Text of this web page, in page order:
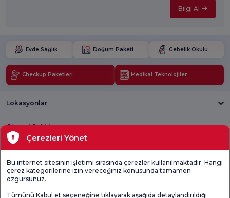
Bilgi Al
Evde Sağlık Doğum Paketi Gebelik Okulu
Checkup Paketleri Medikal Teknolojiler
Lokasyonlar
Güncel Sağlık
Tıbbi Birimler
Genel
Memnuniyet
Çerezleri Yönet
Bu internet sitesinin işletimi sırasında çerezler kullanılmaktadır. Hangi
çerez kategorilerine izin vereceğiniz konusunda tamamen
özgürsünüz.
Tümünü Kabul et seçeneğine tıklayarak aşağıda detaylandırıldığı